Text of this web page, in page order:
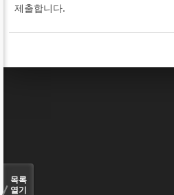
제출합니다.
목록
열기
Sketchbook5, 스
Sketchbook5, 스